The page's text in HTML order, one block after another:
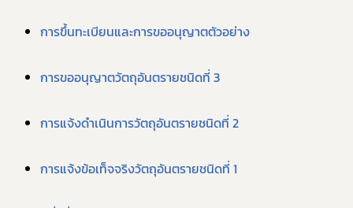
การขึ้นทะเบียนและการขออนุญาตตัวอย่าง
การขออนุญาตวัตถุอันตรายชนิดที่ 3
การแจ้งดำเนินการวัตถุอันตรายชนิดที่ 2
การแจ้งข้อเท็จจริงวัตถุอันตรายชนิดที่ 1